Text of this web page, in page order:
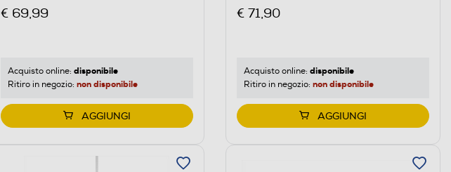
€ 69,99
Acquisto online: disponibile
Ritiro in negozio: non disponibile
AGGIUNGI
€ 71,90
Acquisto online: disponibile
Ritiro in negozio: non disponibile
AGGIUNGI